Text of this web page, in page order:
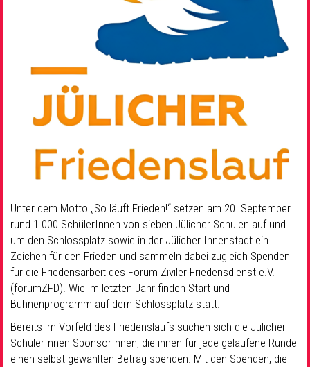
Unter dem Motto „So läuft Frieden!“ setzen am 20. September
rund 1.000 SchülerInnen von sieben Jülicher Schulen auf und
um den Schlossplatz sowie in der Jülicher Innenstadt ein
Zeichen für den Frieden und sammeln dabei zugleich Spenden
für die Friedensarbeit des Forum Ziviler Friedensdienst e.V.
(forumZFD). Wie im letzten Jahr finden Start und
Bühnenprogramm auf dem Schlossplatz statt.
Bereits im Vorfeld des Friedenslaufs suchen sich die Jülicher
SchülerInnen SponsorInnen, die ihnen für jede gelaufene Runde
einen selbst gewählten Betrag spenden. Mit den Spenden, die